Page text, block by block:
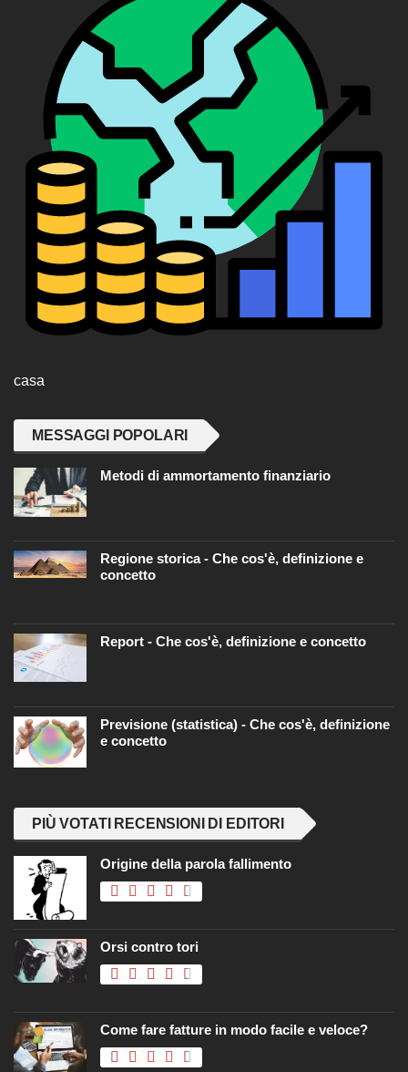
casa
MESSAGGI POPOLARI
Metodi di ammortamento finanziario
Regione storica - Che cos'è, definizione e
concetto
Report - Che cos'è, definizione e concetto
Previsione (statistica) - Che cos'è, definizione
e concetto
PIÙ VOTATI RECENSIONI DI EDITORI
Origine della parola fallimento
Orsi contro tori
Come fare fatture in modo facile e veloce?